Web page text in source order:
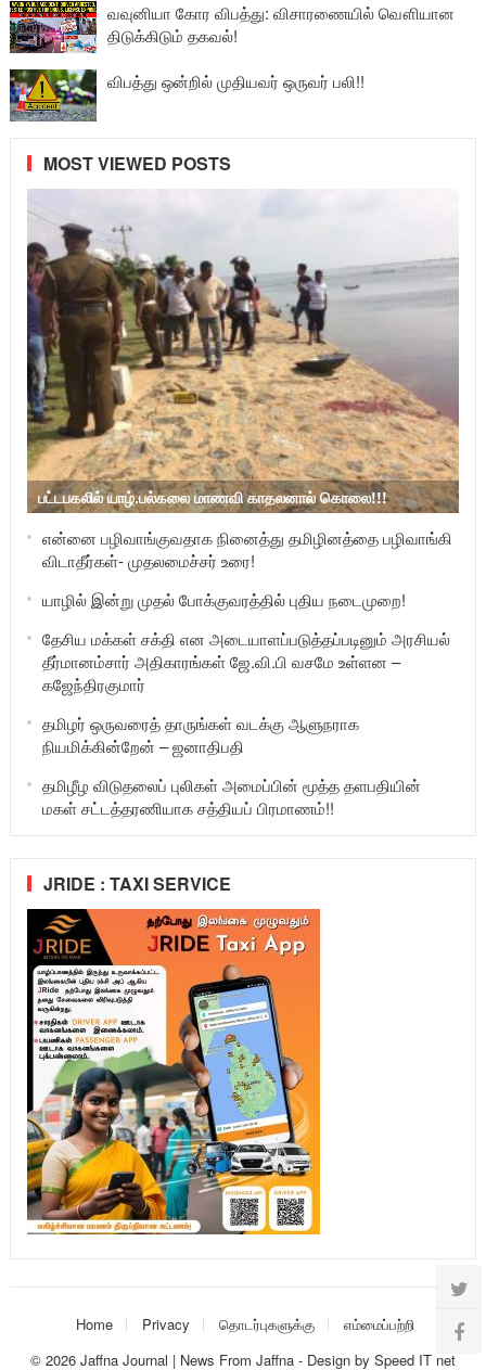
வவுனியா கோர விபத்து: விசாரணையில் வௌியான
திடுக்கிடும் தகவல்!
விபத்து ஒன்றில் முதியவர் ஒருவர் பலி!!
MOST VIEWED POSTS
பட்டபகலில் யாழ்.பல்கலை மாணவி காதலனால் கொலை!!!
என்னை பழிவாங்குவதாக நினைத்து தமிழினத்தை பழிவாங்கி
விடாதீர்கள்- முதலமைச்சர் உரை!
யாழில் இன்று முதல் போக்குவரத்தில் புதிய நடைமுறை!
தேசிய மக்கள் சக்தி என அடையாளப்படுத்தப்படினும் அரசியல்
தீர்மானம்சார் அதிகாரங்கள் ஜே.வி.பி வசமே உள்ளன –
கஜேந்திரகுமார்
தமிழர் ஒருவரைத் தாருங்கள் வடக்கு ஆளுநராக
நியமிக்கின்றேன் – ஜனாதிபதி
தமிழீழ விடுதலைப் புலிகள் அமைப்பின் மூத்த தளபதியின்
மகள் சட்டத்தரணியாக சத்தியப் பிரமாணம்!!
JRIDE : TAXI SERVICE
Home Privacy தொடர்புகளுக்கு
எம்மைப்பற்றி
© 2026 Jaffna Journal | News From Jaffna- Design by Speed IT net